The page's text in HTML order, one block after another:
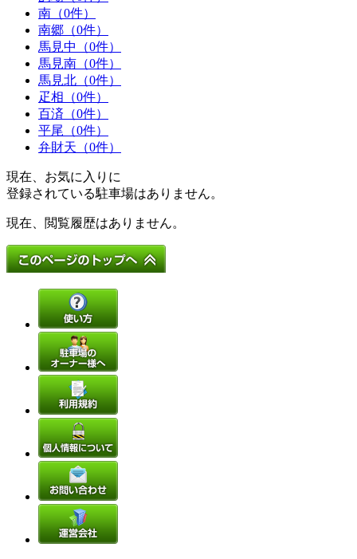
南（0件）
南郷（0件）
馬見中（0件）
馬見南（0件）
馬見北（0件）
疋相（0件）
百済（0件）
平尾（0件）
弁財天（0件）
現在、お気に入りに
登録されている駐車場はありません。
現在、閲覧履歴はありません。